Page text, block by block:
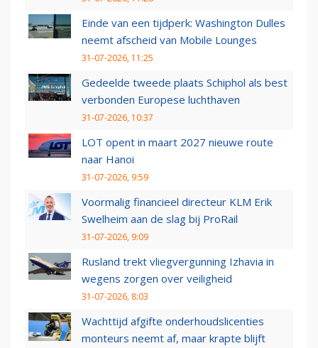
Einde van een tijdperk: Washington Dulles
neemt afscheid van Mobile Lounges
31-07-2026, 11:25
Gedeelde tweede plaats Schiphol als best
verbonden Europese luchthaven
31-07-2026, 10:37
LOT opent in maart 2027 nieuwe route
naar Hanoi
31-07-2026, 9:59
Voormalig financieel directeur KLM Erik
Swelheim aan de slag bij ProRail
31-07-2026, 9:09
Rusland trekt vliegvergunning Izhavia in
wegens zorgen over veiligheid
31-07-2026, 8:03
Wachttijd afgifte onderhoudslicenties
monteurs neemt af, maar krapte blijft